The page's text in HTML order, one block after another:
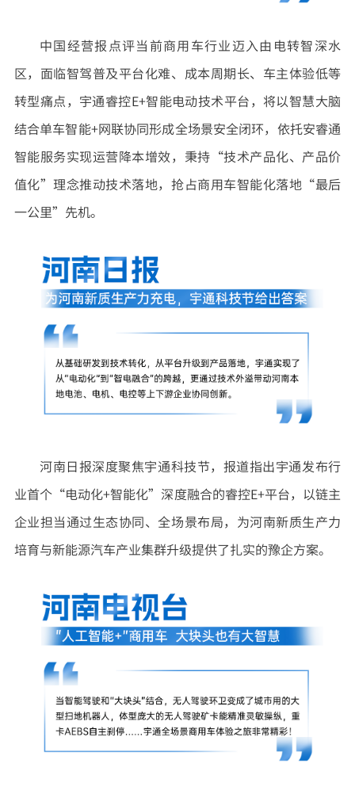
中国经营报点评当前商用车行业迈入由电转智深水
区，面临智驾普及平台化难、成本周期长、车主体验低等
转型痛点，宇通睿控E+智能电动技术平台，将以智慧大脑
结合单车智能+网联协同形成全场景安全闭环，依托安睿通
智能服务实现运营降本增效，秉持“技术产品化、产品价
值化”理念推动技术落地，抢占商用车智能化落地“最后
一公里”先机。
河南日报深度聚焦宇通科技节，报道指出宇通发布行
业首个“电动化+智能化”深度融合的睿控E+平台，以链主
企业担当通过生态协同、全场景布局，为河南新质生产力
培育与新能源汽车产业集群升级提供了扎实的豫企方案。